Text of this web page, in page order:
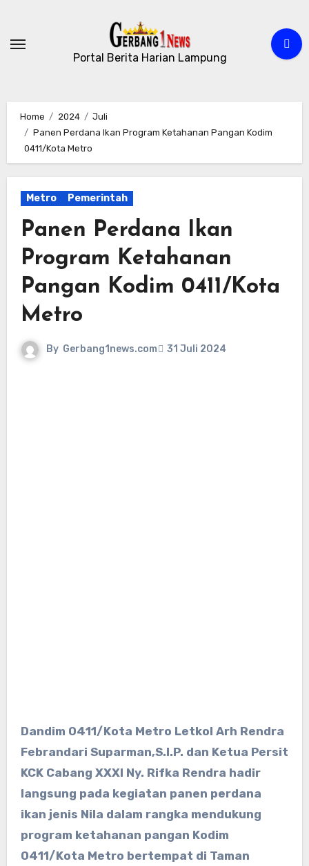
content
Portal Berita Harian Lampung
Home 2024
Juli
Panen Perdana Ikan Program Ketahanan Pangan Kodim
0411/Kota Metro
Metro Pemerintah
Panen Perdana Ikan
Program Ketahanan
Pangan Kodim 0411/Kota
Metro
By Gerbang1news.com 31 Juli 2024
Dandim 0411/Kota Metro Letkol Arh Rendra
Febrandari Suparman,S.I.P. dan Ketua Persit
KCK Cabang XXXI Ny. Rifka Rendra hadir
langsung pada kegiatan panen perdana
ikan jenis Nila dalam rangka mendukung
program ketahanan pangan Kodim
0411/Kota Metro bertempat di Taman